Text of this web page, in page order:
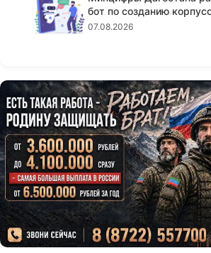
бот по созданию
07.08.2026